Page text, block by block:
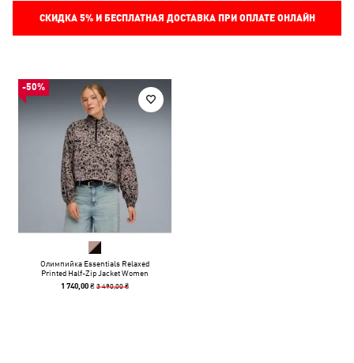
СКИДКА 5%И БЕСПЛАТНАЯ ДОСТАВКА ПРИ ОПЛАТЕ ОНЛАЙН
-50%
Олимпийка Essentials Relaxed
Printed Half-Zip Jacket Women
1 740,00 ₴3 490,00 ₴